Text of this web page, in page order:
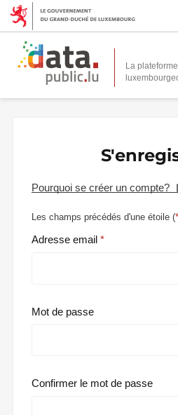
La
Pourquoi se créer un compte?
Les champs précédés d'une étoile (*
Adresse email
Mot de passe
Confirmer le mot de passe